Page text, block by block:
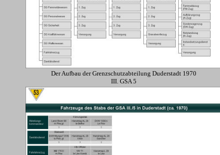
Der Aufbau der Grenzschutzabteilung Duderstadt 1970
III. GSA 5